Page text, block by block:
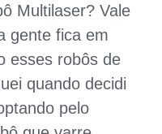
Multilaser? Vale
gente fica em
esses robôs de
quando decidi
pelo